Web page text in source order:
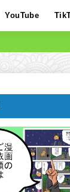
YouTube